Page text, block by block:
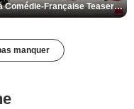
De la Comédie-Française Teaser VF
manquer